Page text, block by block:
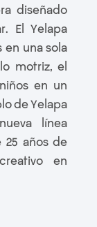
diseñado
El Yelapa
una sola
motriz, el
en un
de Yelapa
línea
25 años de
en